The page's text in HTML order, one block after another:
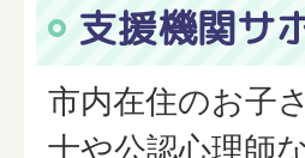
支援機関サ
市内在住のお子
士や公認心理師